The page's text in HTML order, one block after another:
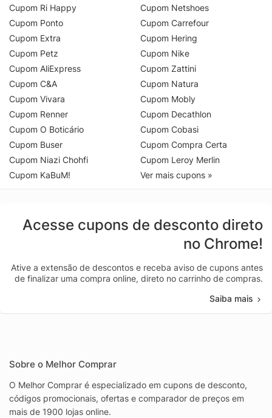
Cupom Ri Happy
Cupom Ponto
Cupom Extra
Cupom Petz
Cupom AliExpress
Cupom C&A
Cupom Vivara
Cupom Renner
Cupom O Boticário
Cupom Buser
Cupom Niazi Chohfi
Cupom KaBuM!
Cupom Netshoes
Cupom Carrefour
Cupom Hering
Cupom Nike
Cupom Zattini
Cupom Natura
Cupom Mobly
Cupom Decathlon
Cupom Cobasi
Cupom Compra Certa
Cupom Leroy Merlin
Ver mais cupons »
Acesse cupons de desconto direto
no Chrome!
Ative a extensão de descontos e receba aviso de cupons antes
de finalizar uma compra online, direto no carrinho de compras.
Saiba mais
Sobre o Melhor Comprar
O Melhor Comprar é especializado em cupons de desconto,
códigos promocionais, ofertas e comparador de preços em
mais de 1900 lojas online.